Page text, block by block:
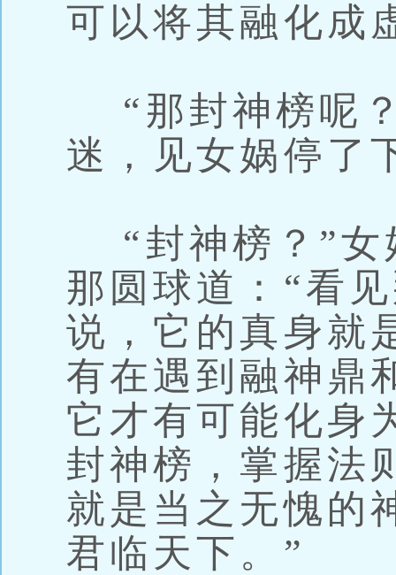
可以将其融化成
“那封神榜呢
迷，见女娲停了
“封神榜？”女
那圆球道：“看
说，它的真身就
有在遇到融神鼎
它才有可能化身
封神榜，掌握法
就是当之无愧的
君临天下。”